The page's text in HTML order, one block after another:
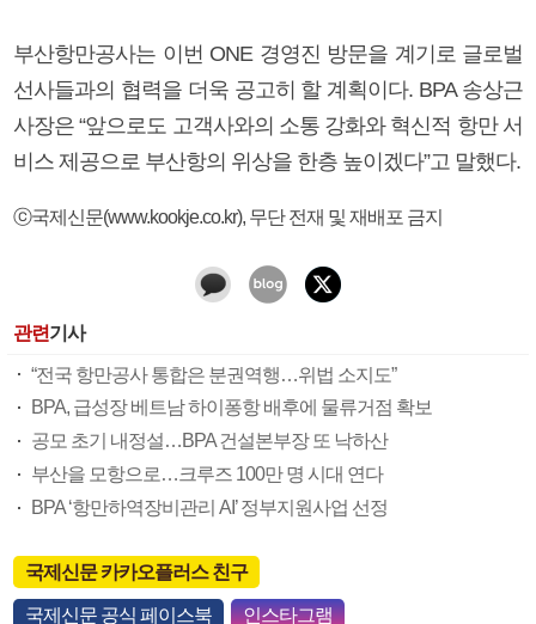
부산항만공사는 이번 ONE 경영진 방문을 계기로 글로벌
선사들과의 협력을 더욱 공고히 할 계획이다. BPA 송상근
사장은 “앞으로도 고객사와의 소통 강화와 혁신적 항만 서
비스 제공으로 부산항의 위상을 한층 높이겠다”고 말했다.
ⓒ국제신문(www.kookje.co.kr), 무단 전재 및 재배포 금지
관련기사
“전국 항만공사 통합은 분권역행…위법 소지도”
BPA, 급성장 베트남 하이퐁항 배후에 물류거점 확보
공모 초기 내정설…BPA 건설본부장 또 낙하산
부산을 모항으로…크루즈 100만 명 시대 연다
BPA ‘항만하역장비관리 AI’ 정부지원사업 선정
국제신문 카카오플러스 친구
국제신문 공식 페이스북 인스타그램